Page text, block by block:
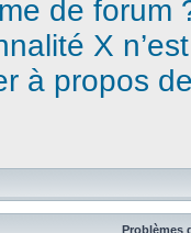
de forum
X
à propos
Problèmes